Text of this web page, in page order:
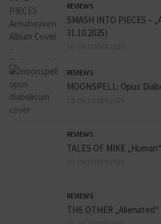
REVIEWS
SMASH INTO PIECES –
31.10.2025)
REVIEWS
MOONSPELL: Opus
REVIEWS
TALES OF MIKE
REVIEWS
THE OTHER